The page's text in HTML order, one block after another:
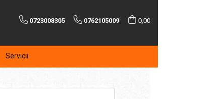
0723008305 0762105009 0,00
Servicii